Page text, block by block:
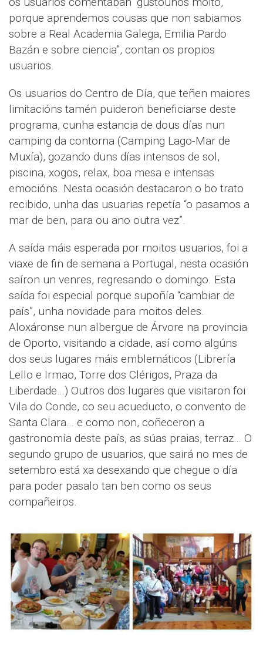
porque aprendemos cousas que non sabiamos
sobre a Real Academia Galega, Emilia Pardo
Bazán e sobre ciencia”, contan os propios
usuarios.
Os usuarios do Centro de Día, que teñen maiores
limitacións tamén puideron beneficiarse deste
programa, cunha estancia de dous días nun
camping da contorna (Camping Lago-Mar de
Muxía), gozando duns días intensos de sol,
piscina, xogos, relax, boa mesa e intensas
emocións. Nesta ocasión destacaron o bo trato
recibido, unha das usuarias repetía “o pasamos a
mar de ben, para ou ano outra vez”.
A saída máis esperada por moitos usuarios, foi a
viaxe de fin de semana a Portugal, nesta ocasión
saíron un venres, regresando o domingo. Esta
saída foi especial porque supoñía “cambiar de
país”, unha novidade para moitos deles.
Aloxáronse nun albergue de Árvore na provincia
de Oporto, visitando a cidade, así como algúns
dos seus lugares máis emblemáticos (Librería
Lello e Irmao, Torre dos Clérigos, Praza da
Liberdade…) Outros dos lugares que visitaron foi
Vila do Conde, co seu acueducto, o convento de
Santa Clara… e como non, coñeceron a
gastronomía deste país, as súas praias, terraz… O
segundo grupo de usuarios, que sairá no mes de
setembro está xa desexando que chegue o día
para poder pasalo tan ben como os seus
compañeiros.